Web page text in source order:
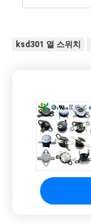
ksd301 열 스위치